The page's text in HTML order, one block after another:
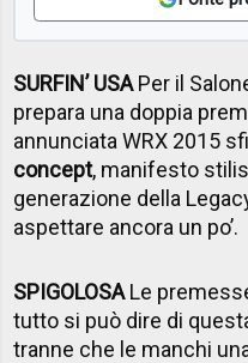
SURFIN’ USAPer il
prepara una doppia
annunciata WRX 2015
concept, manifesto
generazione della
aspettare ancora un po’.
SPIGOLOSALe
tutto si può dire di
tranne che le manchi